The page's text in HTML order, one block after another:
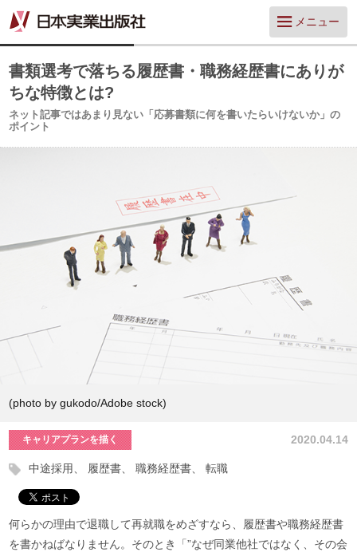
メニュー
書類選考で落ちる履歴書・職務経歴書にありが
ちな特徴とは?
ネット記事ではあまり見ない「応募書類に何を書いたらいけないか」の
ポイント
(photo by gukodo/Adobe stock)
2020.04.14
キャリアプランを描く
中途採用 履歴書 職務経歴書 転職
何らかの理由で退職して再就職をめざすなら、履歴書や職務経歴書
を書かねばなりません。そのとき「”なぜ同業他社ではなく、その会